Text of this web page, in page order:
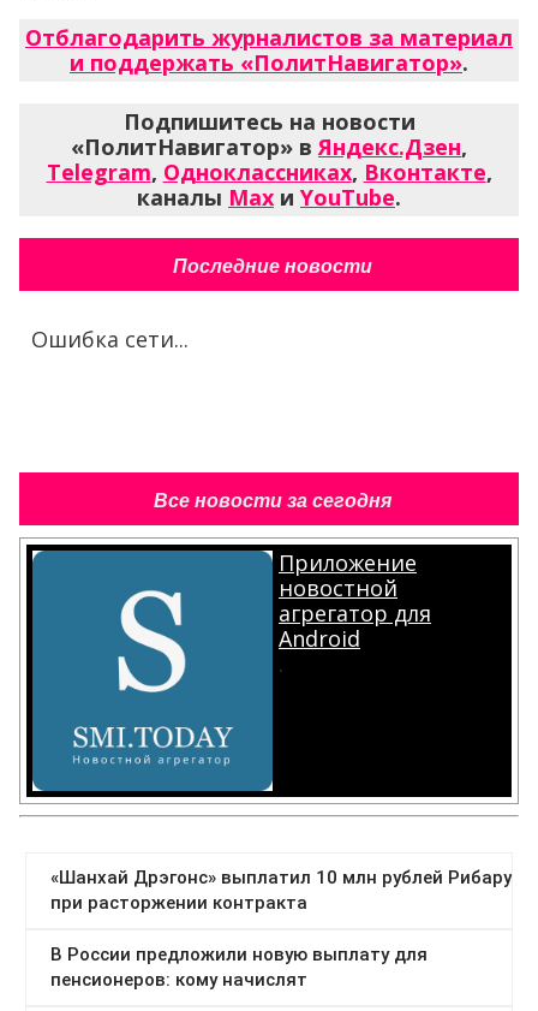
Отблагодарить журналистов за материал
и поддержать «ПолитНавигатор».
Подпишитесь на новости
«ПолитНавигатор» в Яндекс.Дзен,
Telegram, Одноклассниках, Вконтакте,
каналы Max и YouTube.
Последние новости
Ошибка сети...
Все новости за сегодня
Приложение
новостной
агрегатор для
Android
.